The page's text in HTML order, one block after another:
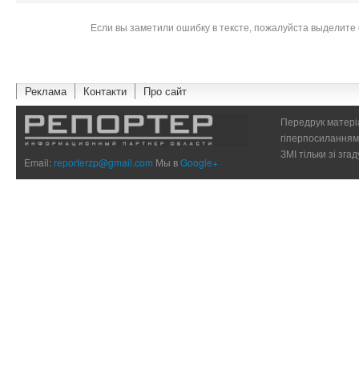
Если вы заметили ошибку в тексте, пожалуйста
Реклама Контакти Про сайт
Email:reporterzp@gmail.com Мы вGoogle+
Передрук
ЗМІ тільки зі